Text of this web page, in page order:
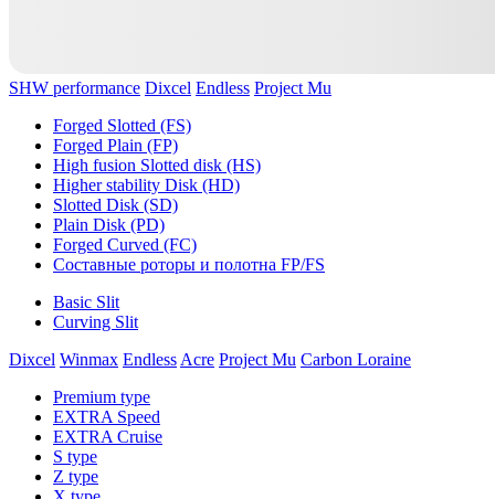
SHW performance Dixcel Endless Project Mu
Forged Slotted (FS)
Forged Plain (FP)
High fusion Slotted disk (HS)
Higher stability Disk (HD)
Slotted Disk (SD)
Plain Disk (PD)
Forged Curved (FC)
Составные роторы и полотна FP/FS
Basic Slit
Curving Slit
Dixcel Winmax Endless Acre Project Mu Carbon Loraine
Premium type
EXTRA Speed
EXTRA Cruise
S type
Z type